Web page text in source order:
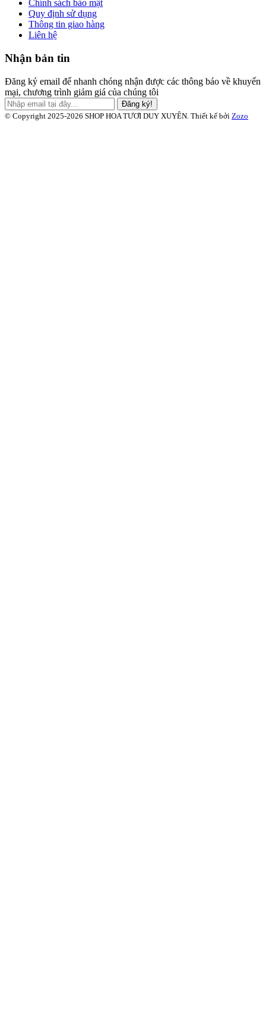
Chính sách bảo mật
Quy định sử dụng
Thông tin giao hàng
Liên hệ
Nhận bản tin
Đăng ký email để nhanh chóng nhận được các thông báo về khuyến
mại, chương trình giảm giá của chúng tôi
Đăng ký!
© Copyright 2025-2026 SHOP HOA TƯƠI DUY XUYÊN. Thiết kế bởi Zozo